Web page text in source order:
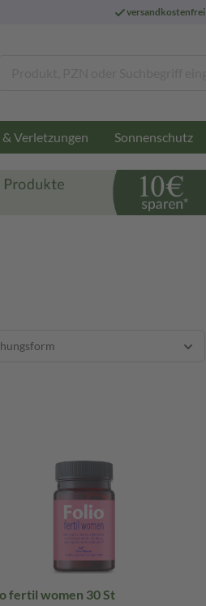
versandkostenfrei
& Verletzungen Sonnenschutz
fertil women 30 St